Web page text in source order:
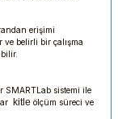
erişimi
ve belirli bir çalışma
SMARTLab sistemi ile
kitle ölçüm süreci ve